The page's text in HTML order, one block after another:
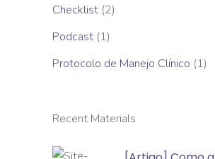
Checklist (2)
Podcast (1)
Protocolo de Manejo Clínico (1)
Recent Materials
[Artigo]